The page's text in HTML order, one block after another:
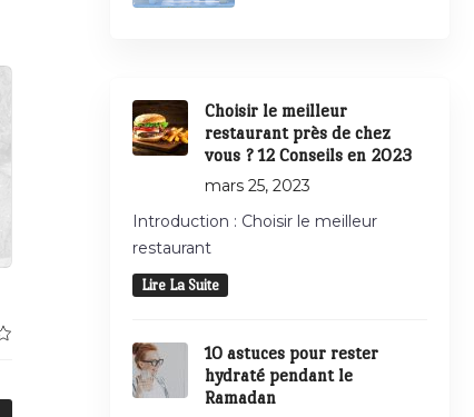
Choisir le meilleur
restaurant près de chez
vous ? 12 Conseils en 2023
mars 25, 2023
Introduction : Choisir le meilleur
restaurant
Lire La Suite
10 astuces pour rester
hydraté pendant le
Ramadan